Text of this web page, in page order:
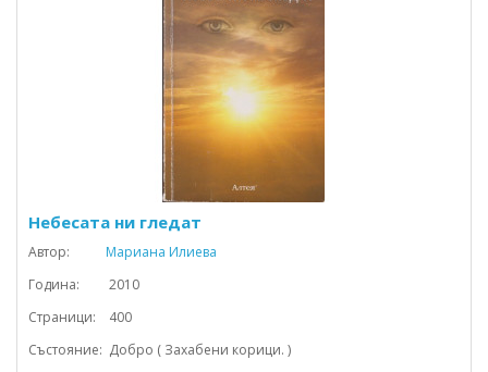
Небесата ни гледат
Автор:
Мариана Илиева
Година: 2010
Страници: 400
Състояние: Добро ( Захабени корици. )